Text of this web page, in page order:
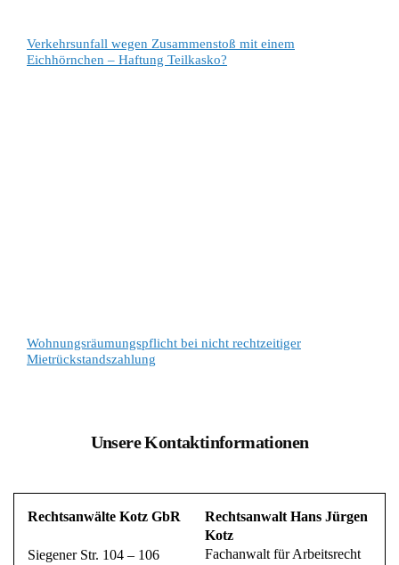
Verkehrsunfall wegen Zusammenstoß mit einem
Eichhörnchen – Haftung Teilkasko?
Wohnungsräumungspflicht bei nicht rechtzeitiger
Mietrückstandszahlung
Unsere Kontaktinformationen
Rechtsanwälte Kotz GbR
Siegener Str. 104 – 106
Rechtsanwalt Hans Jürgen
Kotz
Fachanwalt für Arbeitsrecht